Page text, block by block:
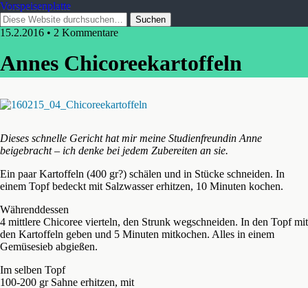
Vorspeisenplatte
15.2.2016 • 2 Kommentare
Annes Chicoreekartoffeln
Dieses schnelle Gericht hat mir meine Studienfreundin Anne
beigebracht – ich denke bei jedem Zubereiten an sie.
Ein paar Kartoffeln (400 gr?) schälen und in Stücke schneiden. In
einem Topf bedeckt mit Salzwasser erhitzen, 10 Minuten kochen.
Währenddessen
4 mittlere Chicoree vierteln, den Strunk wegschneiden. In den Topf mit
den Kartoffeln geben und 5 Minuten mitkochen. Alles in einem
Gemüsesieb abgießen.
Im selben Topf
100-200 gr Sahne erhitzen, mit